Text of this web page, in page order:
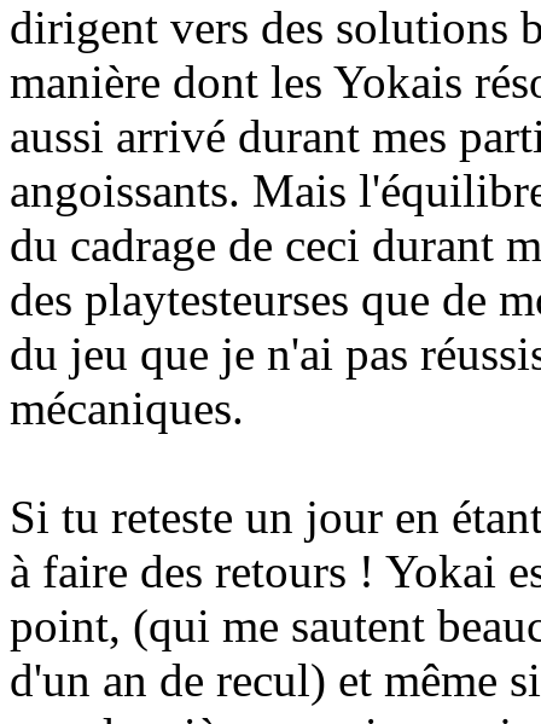
dirigent vers des solutions
manière dont les Yokais
aussi arrivé durant mes
angoissants. Mais
du cadrage de ceci durant
des playtesteurses que de
du jeu que je n'ai pas
mécaniques.
Si tu reteste un jour en
à faire des retours ! Yokai
point, (qui me sautent
d'un an de recul) et même